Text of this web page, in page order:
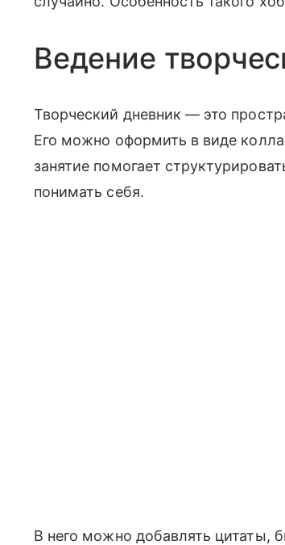
Ведение
Творческий дневник — это
Его можно оформить в виде
занятие помогает
понимать себя.
В него можно добавлять цитаты,